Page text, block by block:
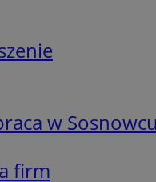
w
firm